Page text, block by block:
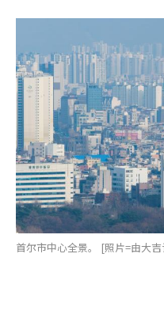
首尔市中心全景。 [照片=由大